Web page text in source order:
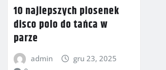
10 najlepszych piosenek
disco polo do tańca w
parze
admin
gru 23, 2025